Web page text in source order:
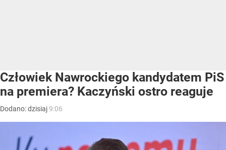
Człowiek Nawrockiego kandydatem PiS
na premiera? Kaczyński ostro reaguje
Dodano:dzisiaj9:06